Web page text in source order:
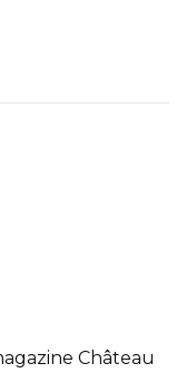
Château